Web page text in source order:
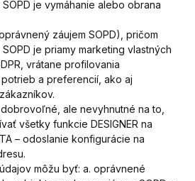
je vymáhanie alebo obrana
záujem SOPD), pričom
je priamy marketing vlastných
vrátane profilovania
a preferencií, ako aj
ale nevyhnutné na to,
všetky funkcie DESIGNER na
– odoslanie konfigurácie na
môžu byť: a. oprávnené